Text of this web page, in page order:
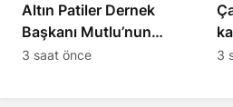
Altın Patiler Dernek
Başkanı Mutlu’nun
öldürülmesiyle 5 kişi
3 saat önce 3